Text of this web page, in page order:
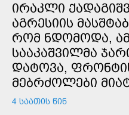
ᲘᲠᲐᲙᲚᲘ
ᲐᲒᲠᲔᲡᲘᲘᲡ
ᲠᲝᲛ ᲜᲓᲝᲛᲝᲓᲐ,
ᲡᲐᲐᲙᲐᲨᲕᲘᲚᲛᲐ
ᲓᲐᲢᲝᲕᲐ,
ᲛᲔᲑᲠᲫᲝᲚᲔᲑᲘ
4 ᲡᲐᲐᲗᲘᲡ ᲬᲘᲜ